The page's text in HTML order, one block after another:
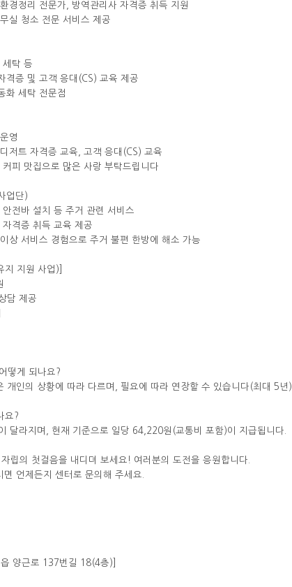
경정리 전문가, 방역관리사 자격증 취득 지원
실 청소 전문 서비스 제공
세탁 등
격증 및 고객 응대(CS) 교육 제공
화 세탁 전문점
영
저트 자격증 교육, 고객 응대(CS) 교육
피 맛집으로 많은 사랑 부탁드립니다
업단)
전바 설치 등 주거 관련 서비스
격증 취득 교육 제공
상 서비스 경험으로 주거 불편 한방에 해소 가능
지 지원 사업)]
담 제공
떻게 되나요?
개인의 상황에 따라 다르며, 필요에 따라 연장할 수 있습니다(최대 5년)
요?
달라지며, 현재 기준으로 일당 64,220원(교통비 포함)이 지급됩니다.
립의 첫걸음을 내디뎌 보세요! 여러분의 도전을 응원합니다.
언제든지 센터로 문의해 주세요.
양근로 137번길 18(4층)]